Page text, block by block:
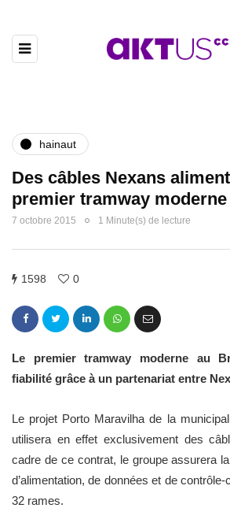
hainaut
Des câbles Nexans
premier tramway
7 octobre 2015 1 Minute(s) de lecture
1598 0
Le premier tramway moderne au
fiabilité grâce à un partenariat entre
Le projet Porto Maravilha de la
utilisera en effet exclusivement des
cadre de ce contrat, le groupe assurera
d’alimentation, de données et de
32 rames.